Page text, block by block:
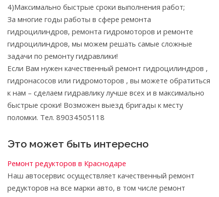
4)Максимально быстрые сроки выполнения работ;
За многие годы работы в сфере ремонта
гидроцилиндров, ремонта гидромоторов и ремонте
гидроцилиндров, мы можем решать самые сложные
задачи по ремонту гидравлики!
Если Вам нужен качественный ремонт гидроцилиндров ,
гидронасосов или гидромоторов , вы можете обратиться
к нам – сделаем гидравлику лучше всех и в максимально
быстрые сроки! Возможен выезд бригады к месту
поломки. Тел. 89034505118
Это может быть интересно
Ремонт редукторов в Краснодаре
Наш автосервис осуществляет качественный ремонт
редукторов на все марки авто, в том числе ремонт